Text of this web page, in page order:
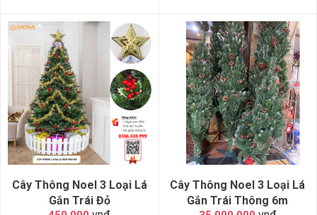
Cây Thông Noel 3 Loại Lá
Gắn Trái Đỏ
Cây Thông Noel 3 Loại Lá
Gắn Trái Thông 6m